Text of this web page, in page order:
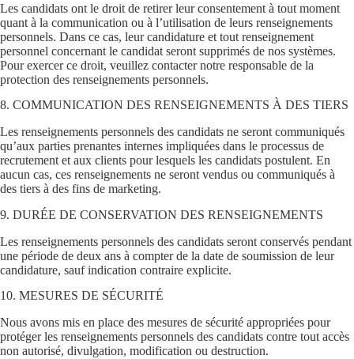
Les candidats ont le droit de retirer leur consentement à tout moment
quant à la communication ou à l’utilisation de leurs renseignements
personnels. Dans ce cas, leur candidature et tout renseignement
personnel concernant le candidat seront supprimés de nos systèmes.
Pour exercer ce droit, veuillez contacter notre responsable de la
protection des renseignements personnels.
8. COMMUNICATION DES RENSEIGNEMENTS À DES TIERS
Les renseignements personnels des candidats ne seront communiqués
qu’aux parties prenantes internes impliquées dans le processus de
recrutement et aux clients pour lesquels les candidats postulent. En
aucun cas, ces renseignements ne seront vendus ou communiqués à
des tiers à des fins de marketing.
9. DURÉE DE CONSERVATION DES RENSEIGNEMENTS
Les renseignements personnels des candidats seront conservés pendant
une période de deux ans à compter de la date de soumission de leur
candidature, sauf indication contraire explicite.
10. MESURES DE SÉCURITÉ
Nous avons mis en place des mesures de sécurité appropriées pour
protéger les renseignements personnels des candidats contre tout accès
non autorisé, divulgation, modification ou destruction.